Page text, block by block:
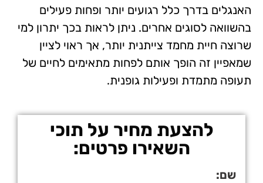
האנגלים בדרך כלל רגועים יותר ופחות פעילים
בהשוואה לסוגים אחרים. ניתן לראות בכך יתרון למי
שרוצה חיית מחמד צייתנית יותר, אך ראוי לציין
שמאפיין זה הופך אותם לפחות מתאימים לחיים של
תעופה מתמדת ופעילות גופנית.
להצעת מחיר על תוכי
השאירו פרטים:
שם: